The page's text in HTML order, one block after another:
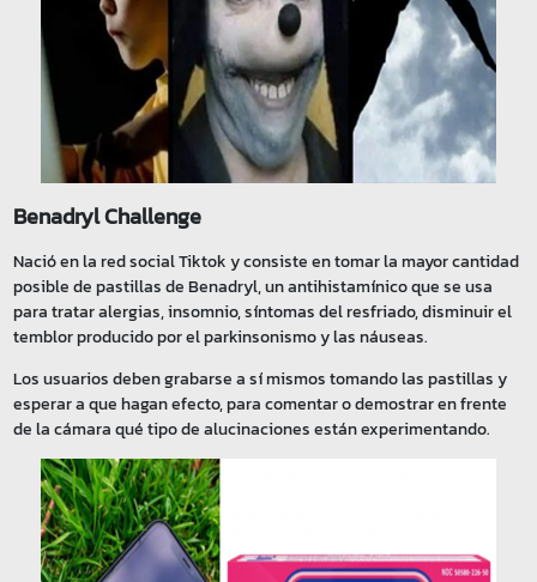
Benadryl Challenge
Nació en la red social Tiktok y consiste en tomar la mayor cantidad
posible de pastillas de Benadryl, un antihistamínico que se usa
para tratar alergias, insomnio, síntomas del resfriado, disminuir el
temblor producido por el parkinsonismo y las náuseas.
Los usuarios deben grabarse a sí mismos tomando las pastillas y
esperar a que hagan efecto, para comentar o demostrar en frente
de la cámara qué tipo de alucinaciones están experimentando.